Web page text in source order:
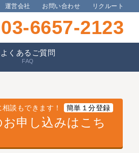
運営会社 お問い合わせ リクルート
03-6657-2123
よくあるご質問
FAQ
談もできます！ 簡単１分登録
お申し込みはこち